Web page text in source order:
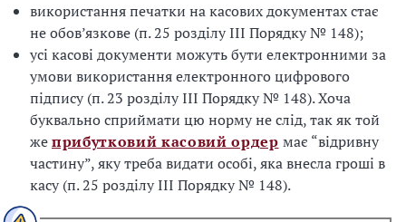
використання печатки на касових документах стає
не обов’язкове (п. 25 розділу ІІІ Порядку № 148);
усі касові документи можуть бути електронними за
умови використання електронного цифрового
підпису (п. 23 розділу ІІІ Порядку № 148). Хоча
буквально сприймати цю норму не слід, так як той
жеприбутковий касовий ордер має “відривну
частину”, яку треба видати особі, яка внесла гроші в
касу (п. 25 розділу ІІІ Порядку № 148).